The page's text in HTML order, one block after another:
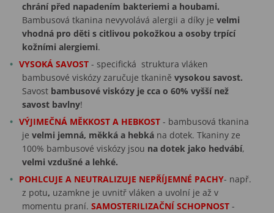
chrání před napadením bakteriemi a houbami.
Bambusová tkanina nevyvolává alergii a díky je velmi
vhodná pro děti s citlivou pokožkou a osoby trpící
kožními alergiemi.
VYSOKÁ SAVOST - specifická struktura vláken
bambusové viskózy zaručuje tkanině vysokou savost.
Savost bambusové viskózy je cca o 60% vyšší než
savost bavlny!
VÝJIMEČNÁ MĚKKOST A HEBKOST - bambusová tkanina
je velmi jemná, měkká a hebká na dotek. Tkaniny ze
100% bambusové viskózy jsou na dotek jako hedvábí,
velmi vzdušné a lehké.
POHLCUJE A NEUTRALIZUJE NEPŘÍJEMNÉ PACHY- např.
z potu, uzamkne je uvnitř vláken a uvolní je až v
momentu praní. SAMOSTERILIZAČNÍ SCHOPNOST -